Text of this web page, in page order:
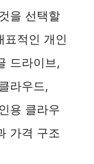
을 선택할
표적인 개인
드라이브,
라우드,
용 클라우
가격 구조